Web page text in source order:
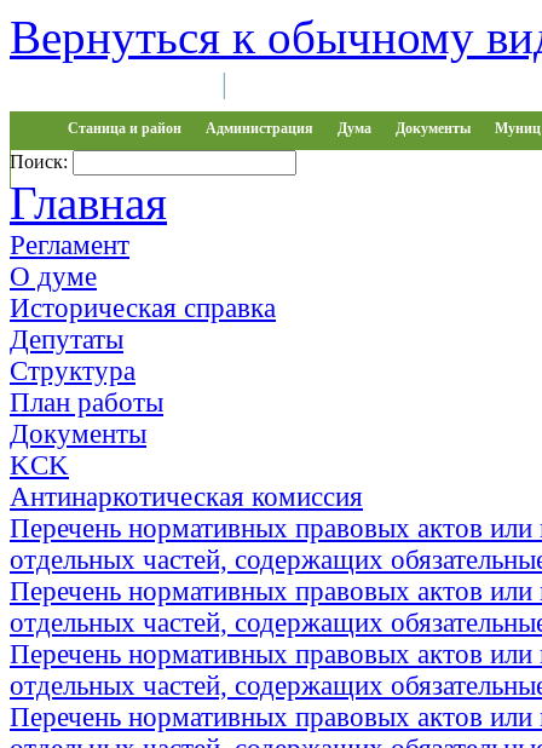
Вернуться к обычному
|
Станица и район Администрация Дума Документы Муниц
Обращения
Поиск:
Главная
Регламент
О думе
Историческая справка
Депутаты
Структура
План работы
Документы
KCK
Антинаркотическая комиссия
Перечень нормативных правовых актов или
отдельных частей, содержащих
Перечень нормативных правовых актов или
отдельных частей, содержащих
Перечень нормативных правовых актов или
отдельных частей, содержащих
Перечень нормативных правовых актов или